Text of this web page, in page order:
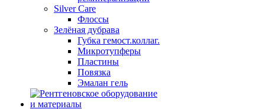
Silver Care
Флоссы
Зелёная дубрава
Губка гемост.коллаг.
Микротупферы
Пластины
Повязка
Эмалан гель